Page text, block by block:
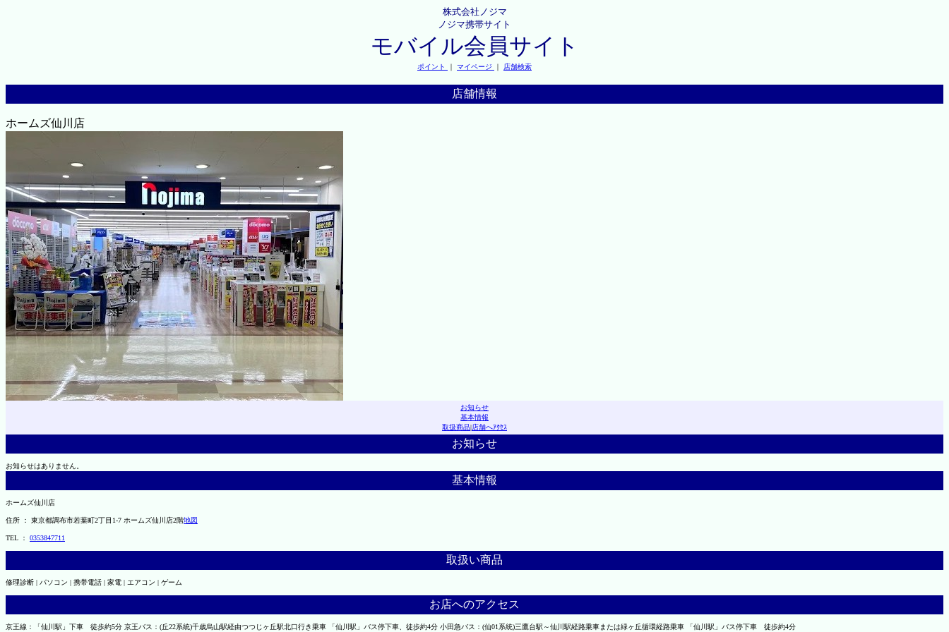
株式会社ノジマ
ノジマ携帯サイト
モバイル会員サイト
ポイント ｜ マイページ ｜ 店舗検索
店舗情報
ホームズ仙川店
お知らせ
基本情報
取扱商品|店舗へｱｸｾｽ
お知らせ
お知らせはありません。
基本情報
ホームズ仙川店
住所 ： 東京都調布市若葉町2丁目1-7 ホームズ仙川店2階地図
TEL ： 0353847711
取扱い商品
修理診断 | パソコン | 携帯電話 | 家電 | エアコン | ゲーム
お店へのアクセス
京王線：「仙川駅」下車 徒歩約5分 京王バス：(丘22系統)千歳烏山駅経由つつじヶ丘駅北口行き乗車 「仙川駅」バス停下車、徒歩約4分 小田急バス：(仙01系統)三鷹台駅～仙川駅経路乗車または緑ヶ丘循環経路乗車 「仙川駅」バス停下車 徒歩約4分